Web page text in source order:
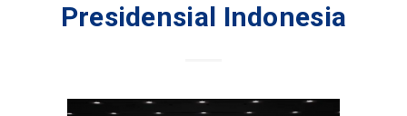
Presidensial Indonesia